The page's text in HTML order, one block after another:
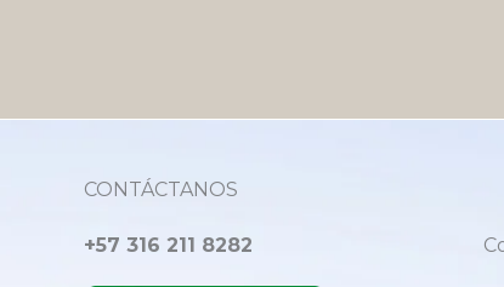
CONTÁCTANOS
+57 316 211 8282